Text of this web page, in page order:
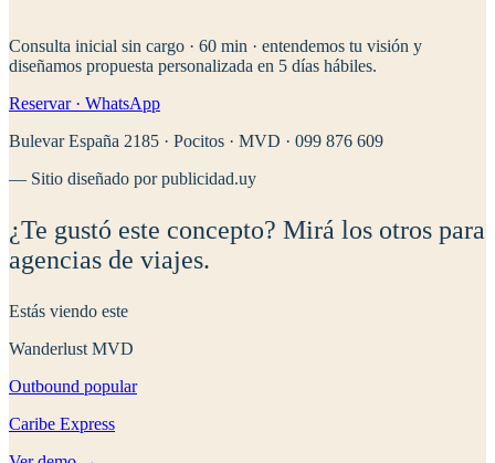
Consulta inicial sin cargo · 60 min · entendemos tu visión y
diseñamos propuesta personalizada en 5 días hábiles.
Reservar · WhatsApp
Bulevar España 2185 · Pocitos · MVD · 099 876 609
— Sitio diseñado por publicidad.uy
¿Te gustó este concepto? Mirá los otros para
agencias de viajes.
Estás viendo este
Wanderlust MVD
Outbound popular
Caribe Express